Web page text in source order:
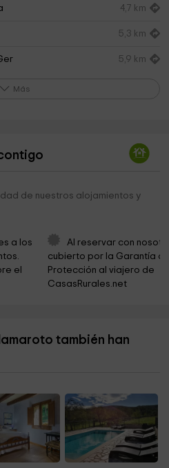
4,7 km
5,3 km
5,9 km
7,4 km
7,8 km
8,1 km
Más
de nuestros alojamientos y
a los
el
Al reservar con
cubierto por la Garantía
Protección al viajero de
CasasRurales.net
también han